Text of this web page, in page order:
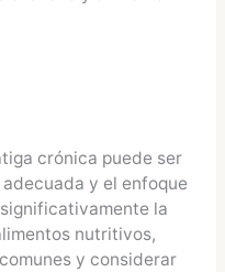
crónica puede ser
y el enfoque
la
nutritivos,
y considerar